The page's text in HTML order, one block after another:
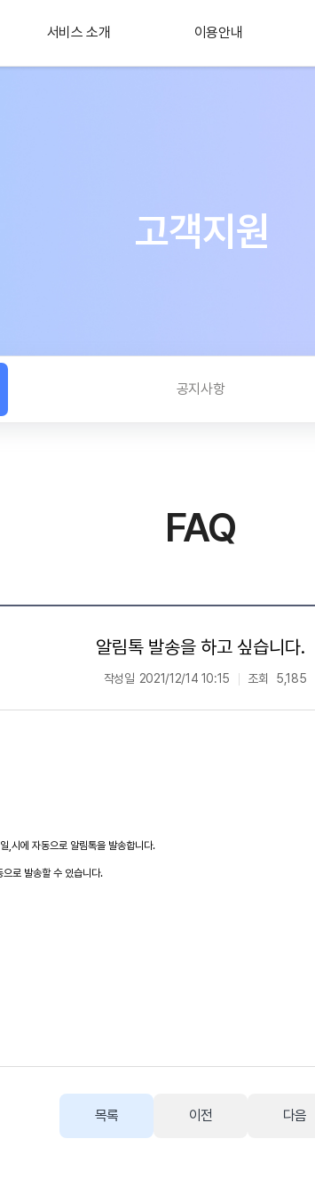
서비스 소개 이용안내
고객지원
공지사항
FAQ
알림톡 발송을 하고 싶습니다.
작성일 2021/12/14 10:15 조회 5,185
,시에 자동으로 알림톡을 발송합니다.
로 발송할 수 있습니다.
목록 이전 다음